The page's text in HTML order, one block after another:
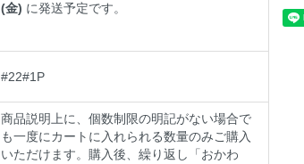
(金) に発送予定です。
#22#1P
商品説明上に、個数制限の明記がない場合で
も一度にカートに入れられる数量のみご購入
いただけます。購入後、繰り返し「おかわ